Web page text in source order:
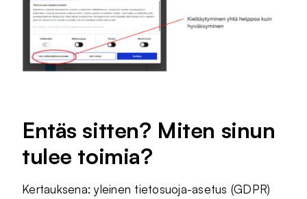
Entäs sitten? Miten sinun
tulee toimia?
Kertauksena: yleinen tietosuoja-asetus (GDPR)